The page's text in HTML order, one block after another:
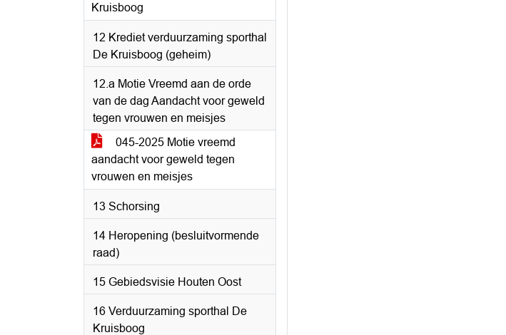
Kruisboog
12 Krediet verduurzaming sporthal
De Kruisboog (geheim)
12.a Motie Vreemd aan de orde
van de dag Aandacht voor geweld
tegen vrouwen en meisjes
045-2025 Motie vreemd
aandacht voor geweld tegen
vrouwen en meisjes
13 Schorsing
14 Heropening (besluitvormende
raad)
15 Gebiedsvisie Houten Oost
16 Verduurzaming sporthal De
Kruisboog